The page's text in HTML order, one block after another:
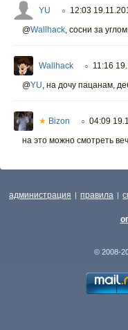
YU ○ 12:03
@Wallhack, сосни за
Wallhack ○ 11:16
@YU, на дочу пацанам,
★ Bizon ○ 04:09
на это можно смотреть
администрация | правила |
© 2008-